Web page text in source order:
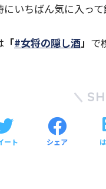
いちばん気に入って
「#女将の隠し酒」 で
ート シェア